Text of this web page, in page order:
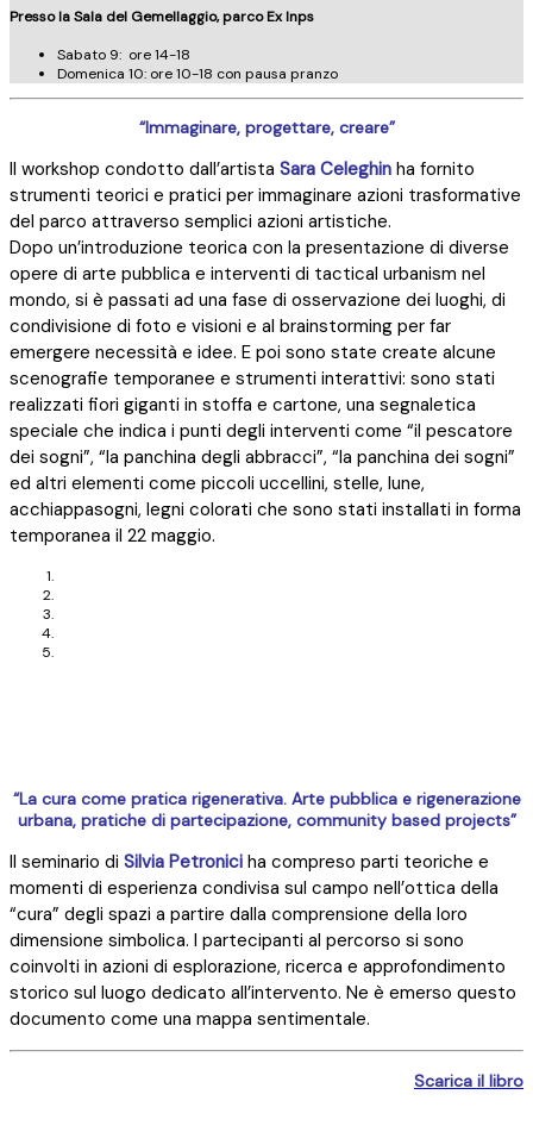
Presso la Sala del Gemellaggio, parco Ex Inps
Sabato 9: ore 14-18
Domenica 10: ore 10-18 con pausa pranzo
“Immaginare, progettare, creare”
Il workshop condotto dall’artista Sara Celeghin ha fornito
strumenti teorici e pratici per immaginare azioni trasformative
del parco attraverso semplici azioni artistiche.
Dopo un’introduzione teorica con la presentazione di diverse
opere di arte pubblica e interventi di tactical urbanism nel
mondo, si è passati ad una fase di osservazione dei luoghi, di
condivisione di foto e visioni e al brainstorming per far
emergere necessità e idee. E poi sono state create alcune
scenografie temporanee e strumenti interattivi: sono stati
realizzati fiori giganti in stoffa e cartone, una segnaletica
speciale che indica i punti degli interventi come “il pescatore
dei sogni”, “la panchina degli abbracci”, “la panchina dei sogni”
ed altri elementi come piccoli uccellini, stelle, lune,
acchiappasogni, legni colorati che sono stati installati in forma
temporanea il 22 maggio.
“La cura come pratica rigenerativa. Arte pubblica e rigenerazione
urbana, pratiche di partecipazione, community based projects”
Il seminario di Silvia Petronici ha compreso parti teoriche e
momenti di esperienza condivisa sul campo nell’ottica della
“cura” degli spazi a partire dalla comprensione della loro
dimensione simbolica. I partecipanti al percorso si sono
coinvolti in azioni di esplorazione, ricerca e approfondimento
storico sul luogo dedicato all’intervento. Ne è emerso questo
documento come una mappa sentimentale.
Scarica il libro